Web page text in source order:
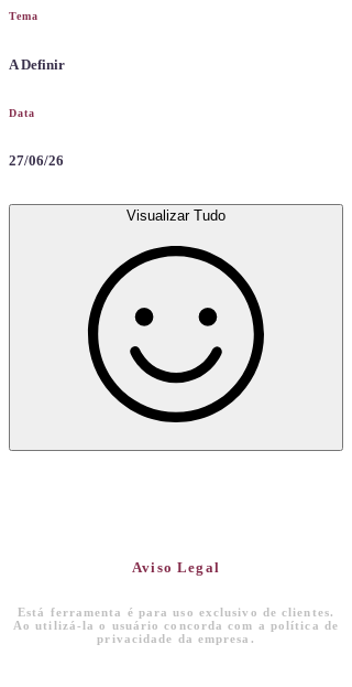
Tema
A Definir
Data
27/06/26
Visualizar Tudo
Aviso Legal
Está ferramenta é para uso exclusivo de clientes.
Ao utilizá-la o usuário concorda com a política de
privacidade da empresa.